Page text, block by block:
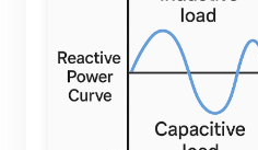
Încărcător EV
Simulator
Contor virtual
Sistem de prognoză